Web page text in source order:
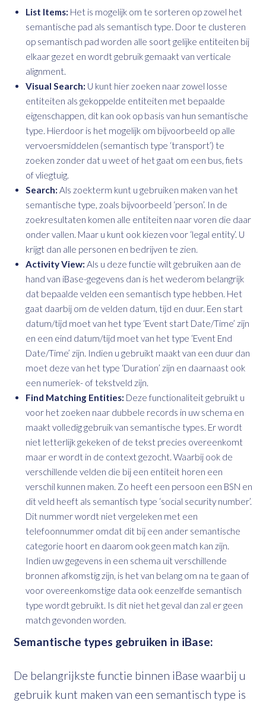
List Items: Het is mogelijk om te sorteren op zowel het
semantische pad als semantisch type. Door te clusteren
op semantisch pad worden alle soort gelijke entiteiten bij
elkaar gezet en wordt gebruik gemaakt van verticale
alignment.
Visual Search: U kunt hier zoeken naar zowel losse
entiteiten als gekoppelde entiteiten met bepaalde
eigenschappen, dit kan ook op basis van hun semantische
type. Hierdoor is het mogelijk om bijvoorbeeld op alle
vervoersmiddelen (semantisch type ‘transport’) te
zoeken zonder dat u weet of het gaat om een bus, fiets
of vliegtuig.
Search: Als zoekterm kunt u gebruiken maken van het
semantische type, zoals bijvoorbeeld ‘person’. In de
zoekresultaten komen alle entiteiten naar voren die daar
onder vallen. Maar u kunt ook kiezen voor ‘legal entity’. U
krijgt dan alle personen en bedrijven te zien.
Activity View: Als u deze functie wilt gebruiken aan de
hand van iBase-gegevens dan is het wederom belangrijk
dat bepaalde velden een semantisch type hebben. Het
gaat daarbij om de velden datum, tijd en duur. Een start
datum/tijd moet van het type ‘Event start Date/Time’ zijn
en een eind datum/tijd moet van het type ‘Event End
Date/Time’ zijn. Indien u gebruikt maakt van een duur dan
moet deze van het type ‘Duration’ zijn en daarnaast ook
een numeriek- of tekstveld zijn.
Find Matching Entities: Deze functionaliteit gebruikt u
voor het zoeken naar dubbele records in uw schema en
maakt volledig gebruik van semantische types. Er wordt
niet letterlijk gekeken of de tekst precies overeenkomt
maar er wordt in de context gezocht. Waarbij ook de
verschillende velden die bij een entiteit horen een
verschil kunnen maken. Zo heeft een persoon een BSN en
dit veld heeft als semantisch type ‘social security number’.
Dit nummer wordt niet vergeleken met een
telefoonnummer omdat dit bij een ander semantische
categorie hoort en daarom ook geen match kan zijn.
Indien uw gegevens in een schema uit verschillende
bronnen afkomstig zijn, is het van belang om na te gaan of
voor overeenkomstige data ook eenzelfde semantisch
type wordt gebruikt. Is dit niet het geval dan zal er geen
match gevonden worden.
Semantische types gebruiken in iBase:
De belangrijkste functie binnen iBase waarbij u
gebruik kunt maken van een semantisch type is